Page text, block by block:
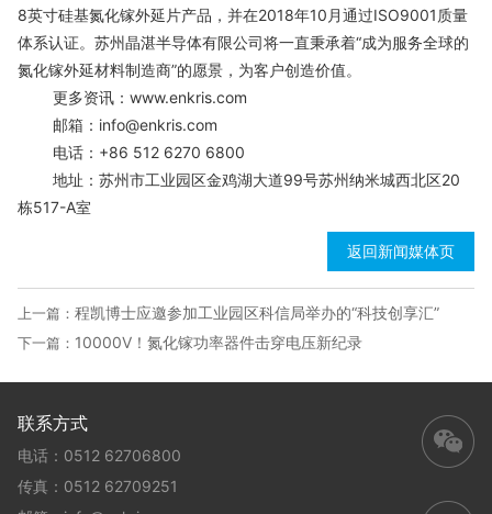
8英寸硅基氮化镓外延片产品，并在2018年10月通过ISO9001质量
体系认证。苏州晶湛半导体有限公司将一直秉承着“成为服务全球的
氮化镓外延材料制造商”的愿景，为客户创造价值。
更多资讯：www.enkris.com
邮箱：info@enkris.com
电话：+86 512 6270 6800
地址：苏州市工业园区金鸡湖大道99号苏州纳米城西北区20
栋517-A室
返回新闻媒体页
上一篇： 程凯博士应邀参加工业园区科信局举办的“科技创享汇”
下一篇： 10000V！氮化镓功率器件击穿电压新纪录
联系方式
电话：0512 62706800
传真：0512 62709251